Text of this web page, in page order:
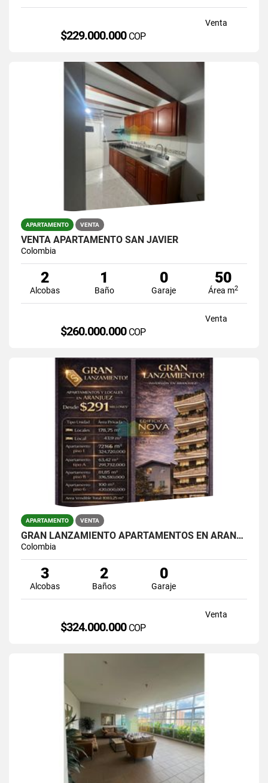
Venta
$229.000.000 COP
APARTAMENTO VENTA
VENTA APARTAMENTO SAN JAVIER
Colombia
2
Alcobas
1
Baño
0
Garaje
50
Área m2
Venta
$260.000.000 COP
APARTAMENTO VENTA
GRAN LANZAMIENTO APARTAMENTOS EN ARANJUEZ ( PROYECTO )
Colombia
3
Alcobas
2
Baños
0
Garaje
Venta
$324.000.000 COP